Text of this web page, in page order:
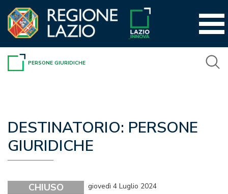
contenuto
PERSONE GIURIDICHE
DESTINATORIO: PERSONE
GIURIDICHE
CHIUSO giovedì 4 Luglio 2024